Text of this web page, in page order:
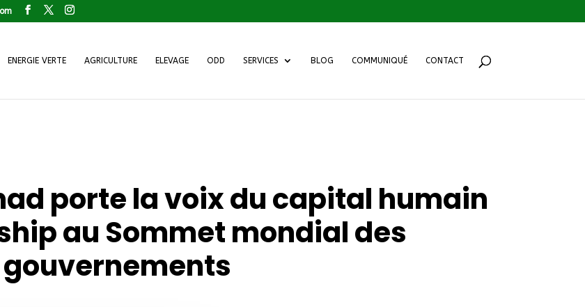
ENERGIE VERTE AGRICULTURE ELEVAGE ODD SERVICES BLOG COMMUNIQUÉ CONTACT
porte la voix du capital humain
au Sommet mondial des
gouvernements